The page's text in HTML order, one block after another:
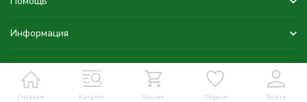
Главная Каталог Кошик Обране Войти
Информация